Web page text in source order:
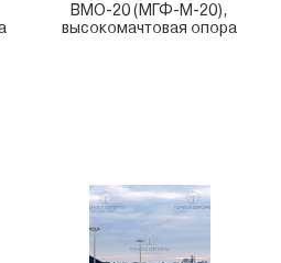
ВМО-20 (МГФ-М-20),
высокомачтовая опора